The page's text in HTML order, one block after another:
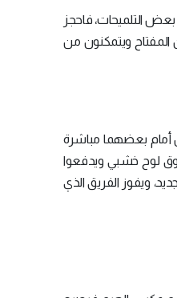
التلميحات، فاحجز
المفتاح ويتمكنون من
2×6 في هذا النشاط، وضَع لوحين أمام بعضهما مباشرة
لوح خشبي ويدفعوا
ويفوز الفريق الذي